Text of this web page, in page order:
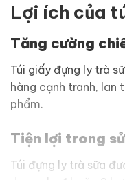
Lợi ích của
Tăng cường
Túi giấy đựng ly trà
hàng cạnh tranh, lan
phẩm.
Tiện lợi trong
Túi đựng ly trà sữa